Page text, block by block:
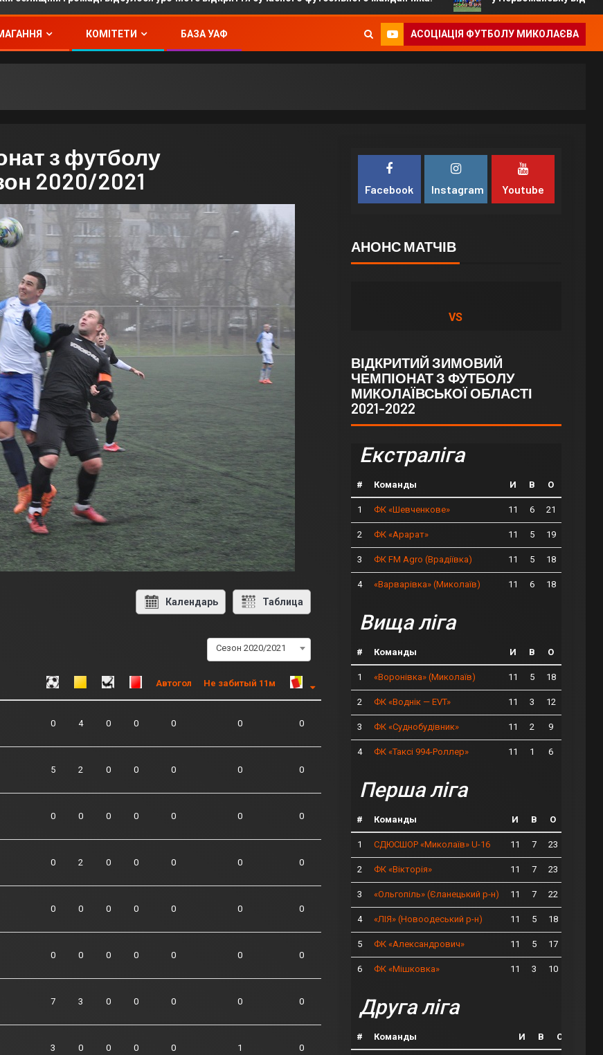
КОМІТЕТИ БАЗА УАФ АСОЦІАЦІЯ ФУТБОЛУ МИКОЛАЄВА
з футболу
2020/2021
Календарь Таблица
Сезон 2020/2021
Автогол Не забитый 11м
0 4 0 0 0 0 0
5 2 0 0 0 0 0
0 0 0 0 0 0 0
0 2 0 0 0 0 0
0 0 0 0 0 0 0
0 0 0 0 0 0 0
7 3 0 0 0 0 0
3 0 0 0 0 1 0
Facebook Instagram Youtube
АНОНС МАТЧІВ
VS
ВІДКРИТИЙ ЗИМОВИЙ
ЧЕМПІОНАТ З ФУТБОЛУ
МИКОЛАЇВСЬКОЇ ОБЛАСТІ
2021-2022
Екстраліга
# Команды И В О
1 ФК «Шевченкове» 11 6 21
2 ФК «Арарат» 11 5 19
3 ФК FM Agro (Врадіївка) 11 5 18
4 «Варварівка» (Миколаїв) 11 6 18
Вища ліга
# Команды И В О
1 «Воронівка» (Миколаїв) 11 5 18
2 ФК «Воднік — EVT» 11 3 12
3 ФК «Суднобудівник» 11 2 9
4 ФК «Таксі 994-Роллер» 11 1 6
Перша ліга
# Команды И В О
1 СДЮСШОР «Миколаїв» U-16 11 7 23
2 ФК «Вікторія» 11 7 23
3 «Ольгопіль» (Єланецький р-н) 11 7 22
4 «ЛІЯ» (Новоодеський р-н) 11 5 18
5 ФК «Александрович» 11 5 17
6 ФК «Мішковка» 11 3 10
Друга ліга
# Команды И В О